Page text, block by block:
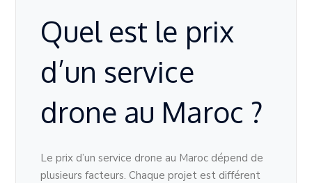
Quel est le prix
d’un service
drone au Maroc ?
Le prix d’un service drone au Maroc dépend de
plusieurs facteurs. Chaque projet est différent